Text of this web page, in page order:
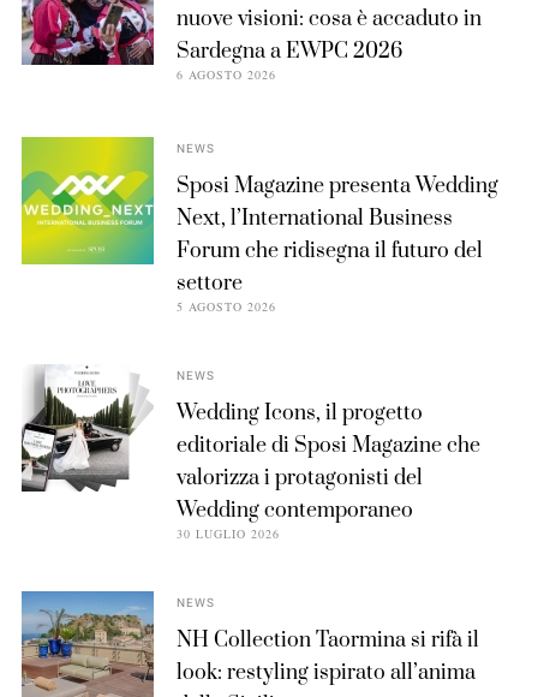
nuove visioni: cosa è accaduto in
Sardegna a EWPC 2026
6 AGOSTO 2026
NEWS
Sposi Magazine presenta Wedding
Next, l’International Business
Forum che ridisegna il futuro del
settore
5 AGOSTO 2026
NEWS
Wedding Icons, il progetto
editoriale di Sposi Magazine che
valorizza i protagonisti del
Wedding contemporaneo
30 LUGLIO 2026
NEWS
NH Collection Taormina si rifà il
look: restyling ispirato all’anima